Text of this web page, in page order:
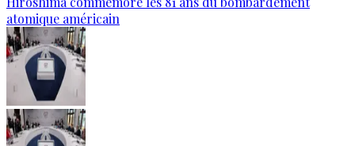
atomique américain